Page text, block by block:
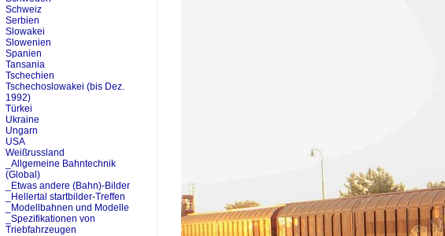
Schweiz
Serbien
Slowakei
Slowenien
Spanien
Tansania
Tschechien
Tschechoslowakei (bis Dez.
1992)
Türkei
Ukraine
Ungarn
USA
Weißrussland
_Allgemeine Bahntechnik
(Global)
_Etwas andere (Bahn)-Bilder
_Hellertal startbilder-Treffen
_Modellbahnen und Modelle
_Spezifikationen von
Triebfahrzeugen